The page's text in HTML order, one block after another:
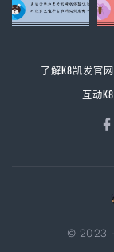
了解K8凯发官
互动
© 2023